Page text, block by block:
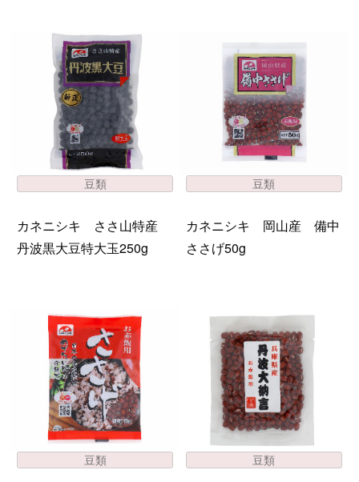
豆類
カネニシキ ささ山特産
丹波黒大豆特大玉250g
豆類
カネニシキ 岡山産 備中
ささげ50g
豆類 豆類